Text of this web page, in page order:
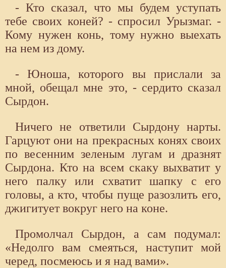
- Кто сказал, что мы будем уступать
тебе своих коней? - спросил Урызмаг. -
Кому нужен конь, тому нужно выехать
на нем из дому.
- Юноша, которого вы прислали за
мной, обещал мне это, - сердито сказал
Сырдон.
Ничего не ответили Сырдону нарты.
Гарцуют они на прекрасных конях своих
по весенним зеленым лугам и дразнят
Сырдона. Кто на всем скаку выхватит у
него палку или схватит шапку с его
головы, а кто, чтобы пуще разозлить его,
джигитует вокруг него на коне.
Промолчал Сырдон, а сам подумал:
«Недолго вам смеяться, наступит мой
черед, посмеюсь и я над вами».